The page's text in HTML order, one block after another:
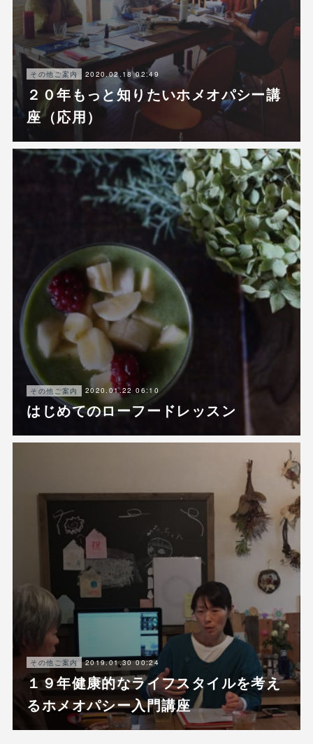
その他ご案内 2020.02.18 02:49
２０年もっと知りたいホメオパシー講
座（応用）
その他ご案内 2020.01.22 06:10
はじめてのローフードレッスン
その他ご案内 2019.01.30 00:24
１９年健康的なライフスタイルを考え
るホメオパシー入門講座